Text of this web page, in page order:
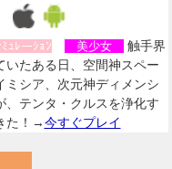
ｭﾚーｼｮﾝ 美少女
触手界
いたある日、空間神スペー
ミシア、次元神ディメンシ
、テンタ・クルスを浄化す
た！→今すぐプレイ